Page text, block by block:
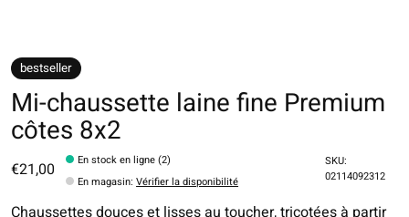
bestseller
Mi-chaussette laine fine Premium
côtes 8x2
€21,00
En stock en ligne (2)
En magasin:Vérifier la disponibilité
SKU:
02114092312
Chaussettes douces et lisses au toucher, tricotées à partir